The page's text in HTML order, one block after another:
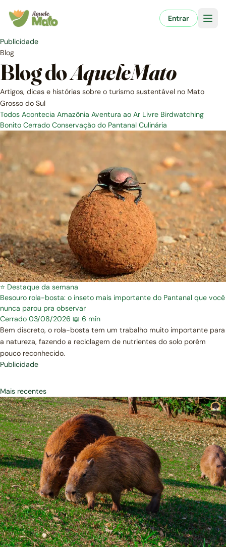
para
conteúdo
Entrar
Publicidade
Blog
Blog doAqueleMato
Artigos, dicas e histórias sobre o turismo sustentável no Mato
Grosso do Sul
Todos Acontecia Amazônia Aventura ao Ar Livre Birdwatching
Bonito Cerrado Conservação do Pantanal Culinária
⭐ Destaque da semana
Besouro rola-bosta: o inseto mais importante do Pantanal que você
nunca parou pra observar
Cerrado 03/08/2026 📖 6 min
Bem discreto, o rola-bosta tem um trabalho muito importante para
a natureza, fazendo a reciclagem de nutrientes do solo porém
pouco reconhecido.
Publicidade
Mais recentes